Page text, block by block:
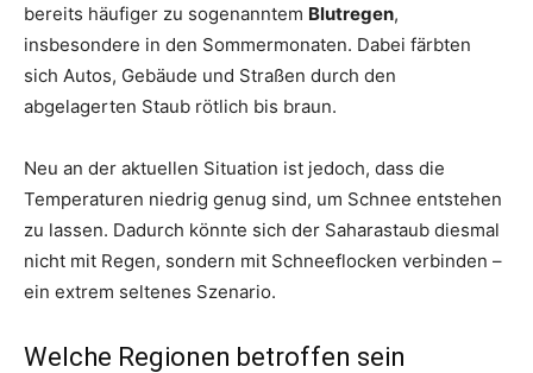
bereits häufiger zu sogenanntem Blutregen,
insbesondere in den Sommermonaten. Dabei färbten
sich Autos, Gebäude und Straßen durch den
abgelagerten Staub rötlich bis braun.
Neu an der aktuellen Situation ist jedoch, dass die
Temperaturen niedrig genug sind, um Schnee entstehen
zu lassen. Dadurch könnte sich der Saharastaub diesmal
nicht mit Regen, sondern mit Schneeflocken verbinden –
ein extrem seltenes Szenario.
Welche Regionen betroffen sein